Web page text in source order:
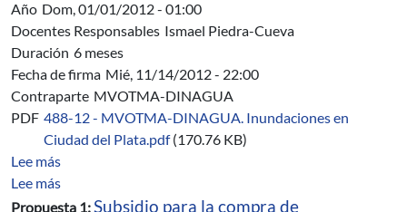
Año Dom, 01/01/2012 - 01:00
Docentes Responsables Ismael Piedra-Cueva
Duración 6 meses
Fecha de firma Mié, 11/14/2012 - 22:00
Contraparte MVOTMA-DINAGUA
PDF 488-12 - MVOTMA-DINAGUA. Inundaciones en
Ciudad del Plata.pdf (170.76 KB)
Lee mássobre 488/12 - MVOTMA-DINAGUA. Estudio de
Lee mássobre Presupuesto Participativo ADFI 2012
Propuesta 1:Subsidio para la compra de